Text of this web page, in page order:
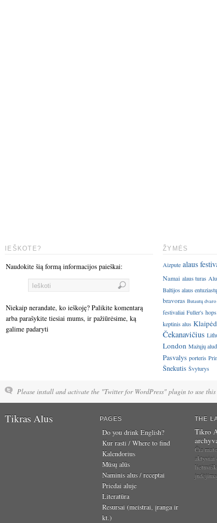
IEŠKOTE?
Naudokite šią formą informacijos paieškai:
Niekaip nerandate, ko ieškoję? Palikite komentarą
arba parašykite tiesiai mums, ir pažiūrėsime, ką
galime padaryti
ŽYMĖS
Aizpute alaus
Namai alaus turas
Baltijos alaus
bravoras Butautų dvaro
festivaliai Fuller's hops
keptinis alus
Čekanavičius
London Mažųjų
Pasvalys porteris
Šnekutis Švyturys
Please install and activate the "Twitter for WordPress" plugin to use this
Tikras Alus PAGES
Do you drink English?
Kur rasti / Where to find
Kalendorius
Mūsų alūs
Naminis alus / receptai
Priedai aluje
Literatūra
Resursai (meistrai, įranga ir
kt.)
THE
Tikro
Čia
aktyviai